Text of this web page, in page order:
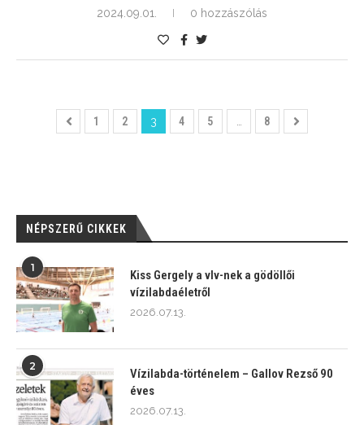
2024.09.01. 0 hozzászólás
1 2 3 4 5 8
NÉPSZERŰ CIKKEK
1
Kiss Gergely a vlv-nek a gödöllői
vízilabdaéletről
2026.07.13.
2
Vízilabda-történelem – Gallov Rezső 90
éves
2026.07.13.